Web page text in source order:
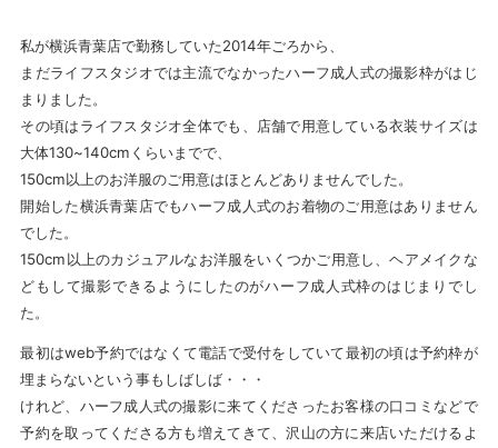
私が横浜青葉店で勤務していた2014年ごろから、
まだライフスタジオでは主流でなかったハーフ成人式の撮影枠がはじ
まりました。
その頃はライフスタジオ全体でも、店舗で用意している衣装サイズは
大体130~140cmくらいまでで、
150cm以上のお洋服のご用意はほとんどありませんでした。
開始した横浜青葉店でもハーフ成人式のお着物のご用意はありません
でした。
150cm以上のカジュアルなお洋服をいくつかご用意し、ヘアメイクな
どもして撮影できるようにしたのがハーフ成人式枠のはじまりでし
た。
最初はweb予約ではなくて電話で受付をしていて最初の頃は予約枠が
埋まらないという事もしばしば・・・
けれど、ハーフ成人式の撮影に来てくださったお客様の口コミなどで
予約を取ってくださる方も増えてきて、沢山の方に来店いただけるよ